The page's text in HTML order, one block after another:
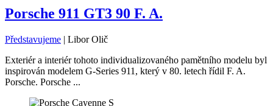
Porsche 911 GT3 90 F. A.
Představujeme | Libor Olič
Exteriér a interiér tohoto individualizovaného pamětního modelu byl
inspirován modelem G-Series 911, který v 80. letech řídil F. A.
Porsche. Porsche ...